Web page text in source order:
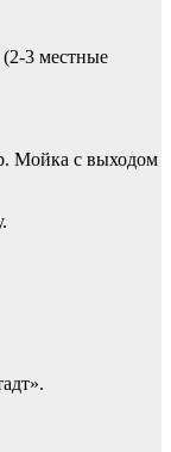
3 местные
Мойка с выходом